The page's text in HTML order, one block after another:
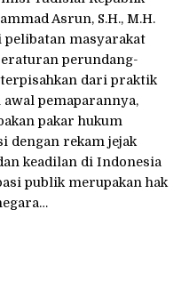
Asrun, S.H., M.H.
masyarakat
perundang-
dari praktik
pemaparannya,
pakar hukum
dengan rekam jejak
keadilan di Indonesia
publik merupakan hak